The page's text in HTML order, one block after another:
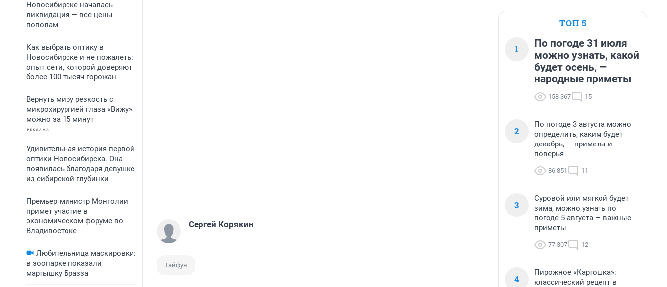
Новосибирске началась
ликвидация — все цены
пополам
Как выбрать оптику в
Новосибирске и не пожалеть:
опыт сети, которой доверяют
более 100 тысяч горожан
Вернуть миру резкость с
микрохирургией глаза «Вижу»
можно за 15 минут
Удивительная история первой
оптики Новосибирска. Она
появилась благодаря девушке
из сибирской глубинки
Премьер‑министр Монголии
примет участие в
экономическом форуме во
Владивостоке
Любительница маскировки:
в зоопарке показали
мартышку Бразза
Сергей Корякин
Тайфун
ТОП 5
1
По погоде 31 июля
можно узнать, какой
будет осень, —
народные приметы
158 367 15
2
По погоде 3 августа можно
определить, каким будет
декабрь, — приметы и
поверья
86 851 11
3
Суровой или мягкой будет
зима, можно узнать по
погоде 5 августа — важные
приметы
77 307 12
4
Пирожное «Картошка»:
классический рецепт в